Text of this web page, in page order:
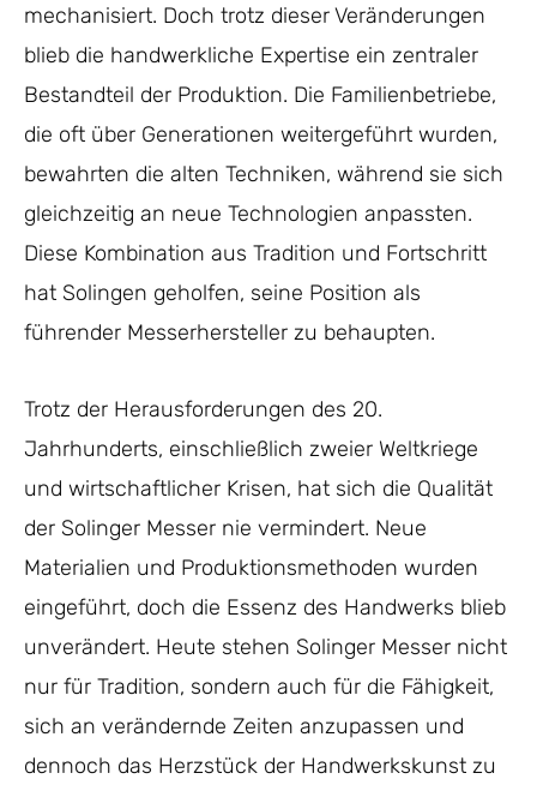
mechanisiert. Doch trotz dieser Veränderungen
blieb die handwerkliche Expertise ein zentraler
Bestandteil der Produktion. Die Familienbetriebe,
die oft über Generationen weitergeführt wurden,
bewahrten die alten Techniken, während sie sich
gleichzeitig an neue Technologien anpassten.
Diese Kombination aus Tradition und Fortschritt
hat Solingen geholfen, seine Position als
führender Messerhersteller zu behaupten.
Trotz der Herausforderungen des 20.
Jahrhunderts, einschließlich zweier Weltkriege
und wirtschaftlicher Krisen, hat sich die Qualität
der Solinger Messer nie vermindert. Neue
Materialien und Produktionsmethoden wurden
eingeführt, doch die Essenz des Handwerks blieb
unverändert. Heute stehen Solinger Messer nicht
nur für Tradition, sondern auch für die Fähigkeit,
sich an verändernde Zeiten anzupassen und
dennoch das Herzstück der Handwerkskunst zu